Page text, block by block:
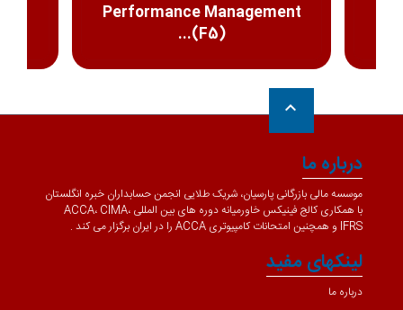
Performance Management
(F5)...
keyboard_arrow_up
درباره ما
موسسه مالی بازرگانی پارسیان، شریک طلایی انجمن حسابداران خبره انگلستان
با همکاری کالج فینیکس خاورمیانه دوره های بین المللی ACCA، CIMA،
IFRS و همچنین امتحانات کامپیوتری ACCA را در ایران برگزار می کند .
لینکهای مفید
درباره ما